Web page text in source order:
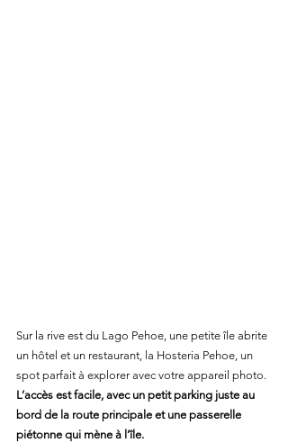
Sur la rive est du Lago Pehoe, une petite île abrite
un hôtel et un restaurant, la Hosteria Pehoe, un
spot parfait à explorer avec votre appareil photo.
L’accès est facile, avec un petit parking juste au
bord de la route principale et une passerelle
piétonne qui mène à l’île.